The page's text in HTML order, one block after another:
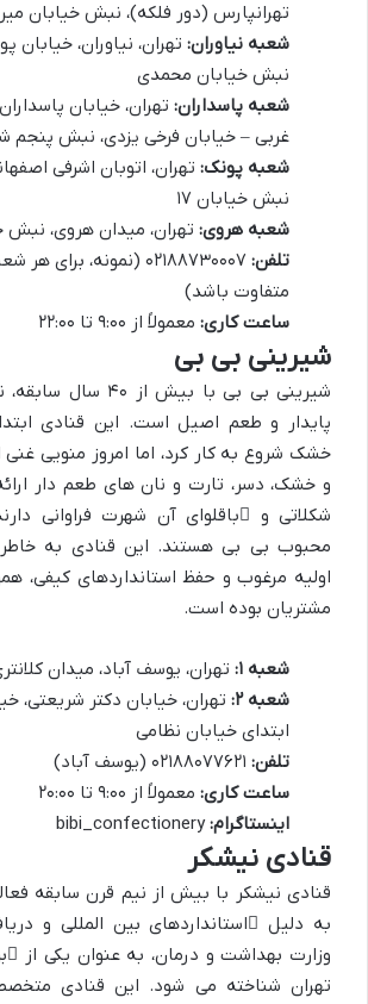
تهرانپارس (دور فلکه)، نبش خیابان میرزا
شعبه نیاوران: تهران، نیاوران، خیابان
نبش خیابان محمدی
شعبه پاسداران: تهران، خیابان
غربی – خیابان فرخی یزدی، نبش پنجم
شعبه پونک: تهران، اتوبان اشرفی
نبش خیابان ۱۷
شعبه هروی: تهران، میدان هروی،
تلفن:
۰۲۱۸۸۷۳۰۰۰۷ (نمونه،
متفاوت باشد)
ساعت کاری: معمولاً از ۹:۰۰ تا ۲۲:۰۰
شیرینی بی بی
شیرینی بی بی با بیش از ۴۰ سال سابقه، نمادی از
پایدار و طعم اصیلاست. این قنادی
خشک شروع به کار کرد، اما امروز منویی غنی
و خشک، دسر، تارت و نان های طعم دار
شکلاتیو باقلوایآن شهرت فراوانی
محبوب بی بی هستند. این قنادی به خاطر
اولیه مرغوب و حفظ استانداردهای کیفی،
مشتریان بوده است.
شعبه ۱:
تهران، یوسف آباد، میدان
شعبه ۲:
تهران، خیابان دکتر شریعتی،
ابتدای خیابان نظامی
تلفن:
ساعت کاری: معمولاً از ۹:۰۰ تا ۲۰:۰۰
اینستاگرام:bibi_confectionery
قنادی نیشکر
به دلیل
استانداردهای بین المللی و
وزارت بهداشت و درمان، به عنوان یکی از
تهران شناخته می شود. این قنادی متخصص